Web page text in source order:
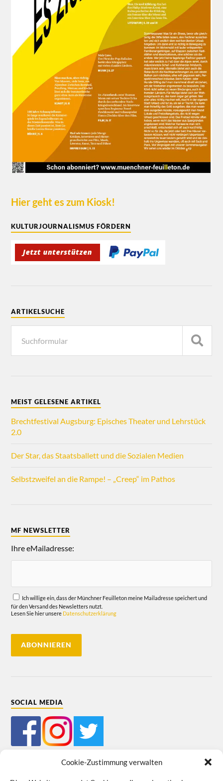
Cookie-Zustimmung verwalten
Hier geht es zum Kiosk!
KULTURJOURNALISMUS FÖRDERN
ARTIKELSUCHE
MEIST GELESENE ARTIKEL
Brechtfestival Augsburg: Episches Theater und Lehrstück
2.0
Der Star, das Staatsballett und die Sozialen Medien
Selbstzweifel an die Rampe! – „Creep“ im Pathos
MF NEWSLETTER
Ihre eMailadresse:
Ich willige ein, dass der Münchner Feuilleton meine Mailadresse speichert und
für den Versand des Newsletters nutzt.
Lesen Sie hier unsere Datenschutzerklärung
SOCIAL MEDIA